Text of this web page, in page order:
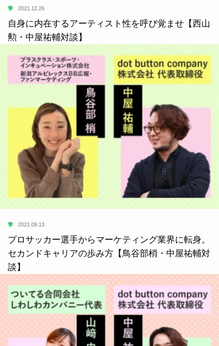
学 2021.12.26
自身に内在するアーティスト性を呼び覚ませ【西山
勲・中屋祐輔対談】
学 2021.09.13
プロサッカー選手からマーケティング業界に転身。
セカンドキャリアの歩み方【鳥谷部梢・中屋祐輔対
談】